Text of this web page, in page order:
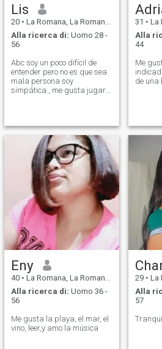
Lis
20 • La Romana, La Romana, Rep. Dominicana
Alla ricerca di: Uomo 28 -
56
Abc soy un poco difícil de
entender pero no es que sea
mala persona soy
simpática., me gusta jugar
31 • La
Alla
44
Me
de una
Eny
40 • La Romana, La Romana, Rep. Dominicana
Alla ricerca di: Uomo 36 -
56
Me gusta la playa, el mar, el
vino, leer,y amo la música
29 • La
Alla
57